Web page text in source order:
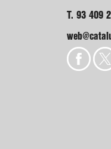
T. 93 409